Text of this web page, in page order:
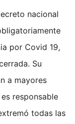
nacional
por Covid 19,
Su
a mayores
responsable
todas las